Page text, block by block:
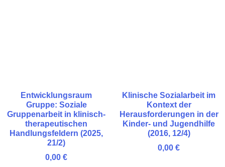
Entwicklungsraum
Gruppe: Soziale
Gruppenarbeit in klinisch-
therapeutischen
Handlungsfeldern (2025,
21/2)
0,00 €
Klinische Sozialarbeit im
Kontext der
Herausforderungen in der
Kinder- und Jugendhilfe
(2016, 12/4)
0,00 €